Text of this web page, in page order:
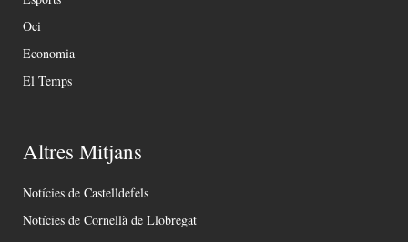
Oci
Economia
El Temps
Altres Mitjans
Notícies de Castelldefels
Notícies de Cornellà de Llobregat